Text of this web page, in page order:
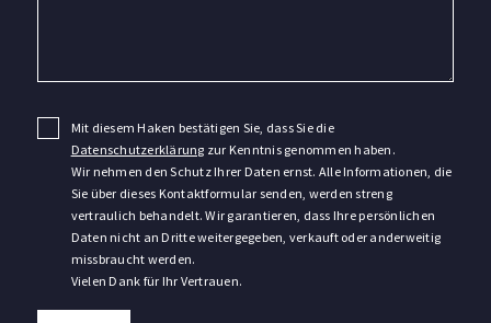
Mit diesem Haken bestätigen Sie, dass Sie die
Datenschutzerklärung zur Kenntnis genommen haben.
Wir nehmen den Schutz Ihrer Daten ernst. Alle Informationen, die
Sie über dieses Kontaktformular senden, werden streng
vertraulich behandelt. Wir garantieren, dass Ihre persönlichen
Daten nicht an Dritte weitergegeben, verkauft oder anderweitig
missbraucht werden.
Vielen Dank für Ihr Vertrauen.